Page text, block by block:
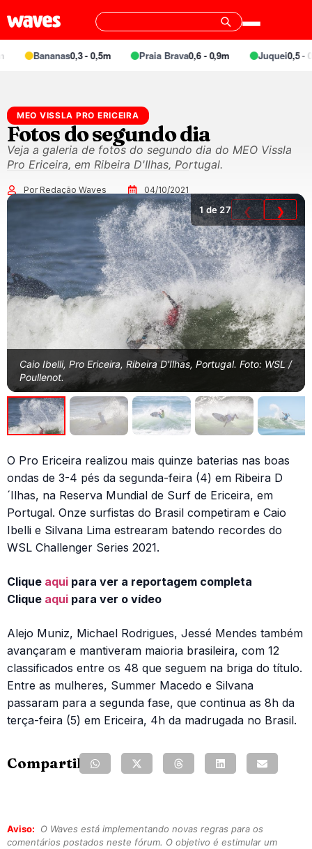
Bananas0,3 - 0,5m Praia Brava0,6 - 0,9m Juquei0,5 -
MEO VISSLA PRO ERICEIRA
Fotos do segundo dia
Veja a galeria de fotos do segundo dia do MEO Vissla
Pro Ericeira, em Ribeira D'Ilhas, Portugal.
Por Redação Waves 04/10/2021
Caio Ibelli, Pro Ericeira, Ribeira D'Ilhas, Portugal. Foto: WSL /
Poullenot.
1de 27 ❮ ❯
O Pro Ericeira realizou mais quinze baterias nas boas
ondas de 3-4 pés da segunda-feira (4) em Ribeira D
´Ilhas, na Reserva Mundial de Surf de Ericeira, em
Portugal. Onze surfistas do Brasil competiram e Caio
Ibelli e Silvana Lima estrearam batendo recordes do
WSL Challenger Series 2021.
Clique aqui para ver a reportagem completa
Clique aqui para ver o vídeo
Alejo Muniz, Michael Rodrigues, Jessé Mendes também
avançaram e mantiveram maioria brasileira, com 12
classificados entre os 48 que seguem na briga do título.
Entre as mulheres, Summer Macedo e Silvana
passaram para a segunda fase, que continua as 8h da
terça-feira (5) em Ericeira, 4h da madrugada no Brasil.
Compartilhe:
Aviso:
O Waves está implementando novas regras para os
comentários postados neste fórum. O objetivo é estimular um